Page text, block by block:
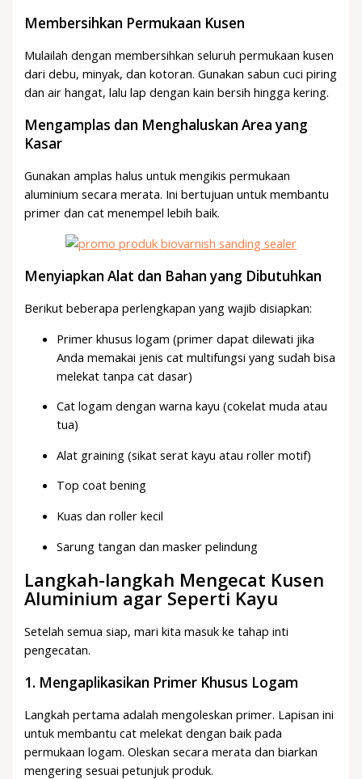
Membersihkan Permukaan Kusen
Mulailah dengan membersihkan seluruh permukaan kusen
dari debu, minyak, dan kotoran. Gunakan sabun cuci piring
dan air hangat, lalu lap dengan kain bersih hingga kering.
Mengamplas dan Menghaluskan Area yang
Kasar
Gunakan amplas halus untuk mengikis permukaan
aluminium secara merata. Ini bertujuan untuk membantu
primer dan cat menempel lebih baik.
Menyiapkan Alat dan Bahan yang Dibutuhkan
Berikut beberapa perlengkapan yang wajib disiapkan:
Primer khusus logam (primer dapat dilewati jika
Anda memakai jenis cat multifungsi yang sudah bisa
melekat tanpa cat dasar)
Cat logam dengan warna kayu (cokelat muda atau
tua)
Alat graining (sikat serat kayu atau roller motif)
Top coat bening
Kuas dan roller kecil
Sarung tangan dan masker pelindung
Langkah-langkah Mengecat Kusen
Aluminium agar Seperti Kayu
Setelah semua siap, mari kita masuk ke tahap inti
pengecatan.
1. Mengaplikasikan Primer Khusus Logam
Langkah pertama adalah mengoleskan primer. Lapisan ini
untuk membantu cat melekat dengan baik pada
permukaan logam. Oleskan secara merata dan biarkan
mengering sesuai petunjuk produk.